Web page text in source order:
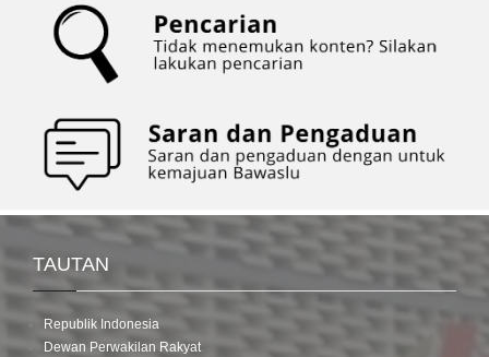
TAUTAN
Republik Indonesia
Dewan Perwakilan Rakyat